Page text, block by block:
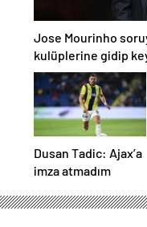
Jose Mourinho
kulüplerine gidip
Dusan Tadic: Ajax’a
imza atmadım